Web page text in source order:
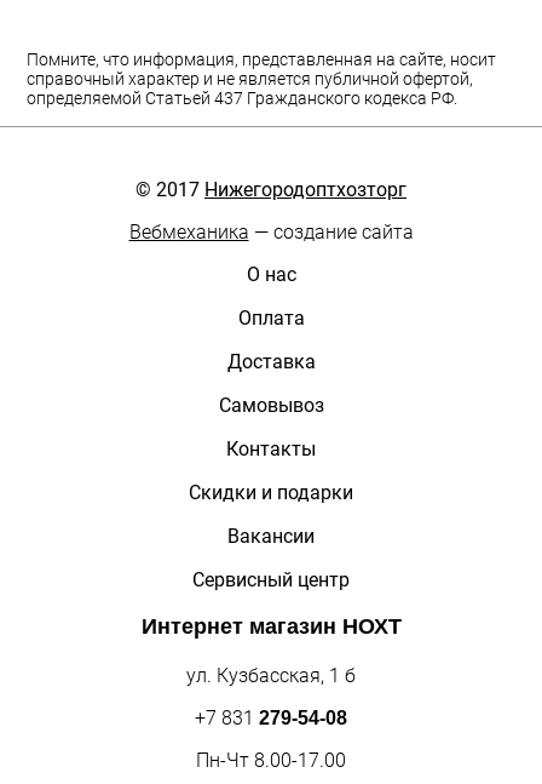
Помните, что информация, представленная на сайте, носит
справочный характер и не является публичной офертой,
определяемой Статьей 437 Гражданского кодекса РФ.
© 2017 Нижегородоптхозторг
Вебмеханика — создание сайта
О нас
Оплата
Доставка
Самовывоз
Контакты
Скидки и подарки
Вакансии
Сервисный центр
Интернет магазин НОХТ
ул. Кузбасская, 1 б
+7 831 279-54-08
Пн-Чт 8.00-17.00